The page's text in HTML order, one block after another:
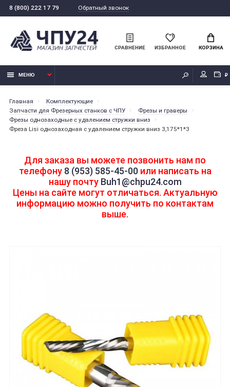
8 (800) 222 17 79 Обратный звонок
СРАВНЕНИЕ ИЗБРАННОЕ КОРЗИНА
МЕНЮ ₽
Главная
Комплектующие
Запчасти для Фрезерных станков с ЧПУ
Фрезы и граверы
Фрезы однозаходные с удалением стружки вниз
Фреза Lisi однозаходная с удалением стружки вниз 3,175*1*3
Для заказа вы можете позвонить нам по
телефону 8 (953) 585-45-00или написать на
нашу почту Buh1@chpu24.com
Цены на сайте могут отличаться. Актуальную
информацию можно получить по контактам
выше.